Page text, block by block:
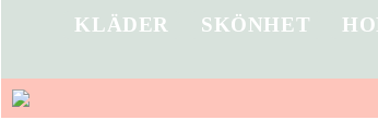
KLÄDER SKÖNHET